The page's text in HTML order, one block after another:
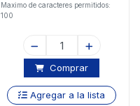
Maximo de caracteres permitidos:
100
Comprar
Agregar a la lista